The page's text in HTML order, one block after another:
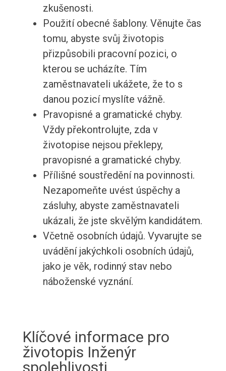
zkušenosti.
Použití obecné šablony. Věnujte čas
tomu, abyste svůj životopis
přizpůsobili pracovní pozici, o
kterou se ucházíte. Tím
zaměstnavateli ukážete, že to s
danou pozicí myslíte vážně.
Pravopisné a gramatické chyby.
Vždy překontrolujte, zda v
životopise nejsou překlepy,
pravopisné a gramatické chyby.
Přílišné soustředění na povinnosti.
Nezapomeňte uvést úspěchy a
zásluhy, abyste zaměstnavateli
ukázali, že jste skvělým kandidátem.
Včetně osobních údajů. Vyvarujte se
uvádění jakýchkoli osobních údajů,
jako je věk, rodinný stav nebo
náboženské vyznání.
Klíčové informace pro
životopis Inženýr
spolehlivosti